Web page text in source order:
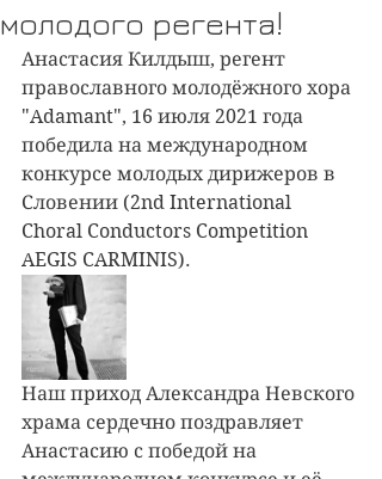
молодого регента!
Анастасия Килдыш, регент
православного молодёжного хора
"Adamant", 16 июля 2021 года
победила на международном
конкурсе молодых дирижеров в
Словении (2nd International
Choral Conductors Competition
AEGIS CARMINIS).
Наш приход Александра Невского
храма сердечно поздравляет
Анастасию с победой на